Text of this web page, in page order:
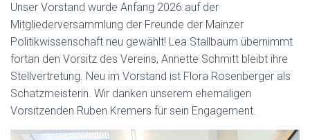
Unser Vorstand wurde Anfang 2026 auf der
Mitgliederversammlung der Freunde der Mainzer
Politikwissenschaft neu gewählt! Lea Stallbaum übernimmt
fortan den Vorsitz des Vereins, Annette Schmitt bleibt ihre
Stellvertretung. Neu im Vorstand ist Flora Rosenberger als
Schatzmeisterin. Wir danken unserem ehemaligen
Vorsitzenden Ruben Kremers für sein Engagement.